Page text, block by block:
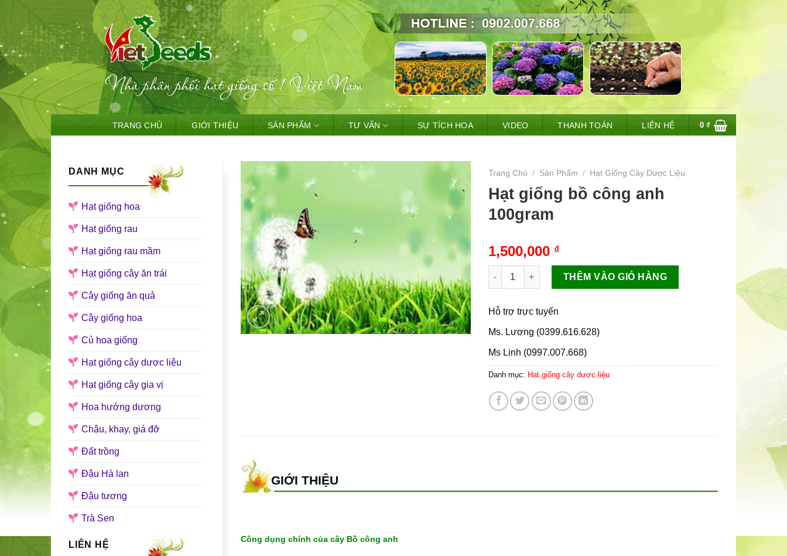
to
content
TRANG CHỦ GIỚI THIỆU SẢN PHẨM TƯ VẤN SỰ TÍCH HOA VIDEO THANH TOÁN LIÊN HỆ 0₫
DANH MỤC
Hạt giống hoa
Hạt giống rau
Hạt giống rau mầm
Hạt giống cây ăn trái
Cây giống ăn quả
Cây giống hoa
Củ hoa giống
Hạt giống cây dược liệu
Hạt giống cây gia vị
Hoa hướng dương
Chậu, khay, giá đỡ
Đất trồng
Đậu Hà lan
Đậu tương
Trà Sen
LIÊN HỆ
Trang Chủ / Sản Phẩm / Hạt Giống Cây Dược Liệu
Hạt giống bồ công anh
100gram
1,500,000 ₫
Hạt giống bồ công anh 100gram số lượng
THÊM VÀO GIỎ HÀNG
Hỗ trợ trực tuyến
Ms. Lương (0399.616.628)
Ms Linh (0997.007.668)
Danh mục: Hạt giống cây dược liệu
GIỚI THIỆU
Công dụng chính của cây Bồ công anh